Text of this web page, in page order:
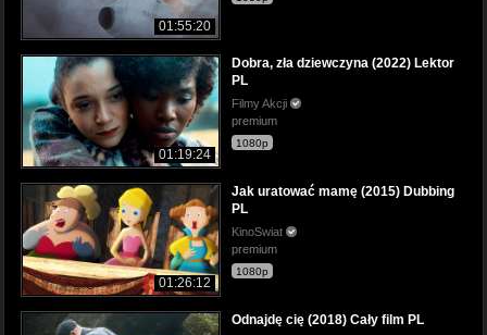
01:55:20
01:19:24
Dobra, zła dziewczyna (2022) Lektor
PL
Filmy Akcji
premium
1080p
01:26:12
Jak uratować mamę (2015) Dubbing
PL
KinoSwiat
premium
1080p
Odnajdę cię (2018) Cały film PL